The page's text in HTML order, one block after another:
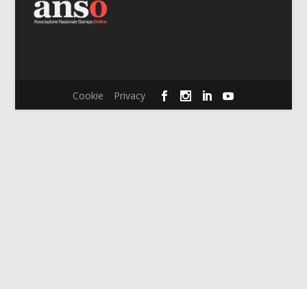
Cookie Privacy